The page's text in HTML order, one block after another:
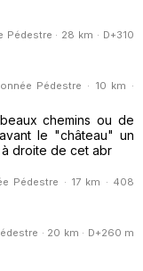
Pédestre · 28 km · D+310
Pédestre · 10 km ·
chemins ou de
le "château" un
droite de cet abr
Pédestre · 17 km · 408
· 20 km · D+260 m